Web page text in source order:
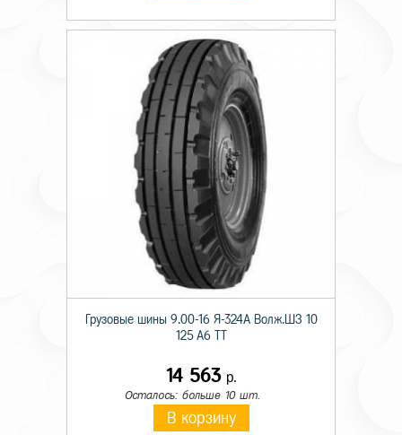
Грузовые шины 9.00-16 Я-324А Волж.ШЗ 10
125 A6 TT
14 563р.
Осталось: больше 10 шт.
В корзину